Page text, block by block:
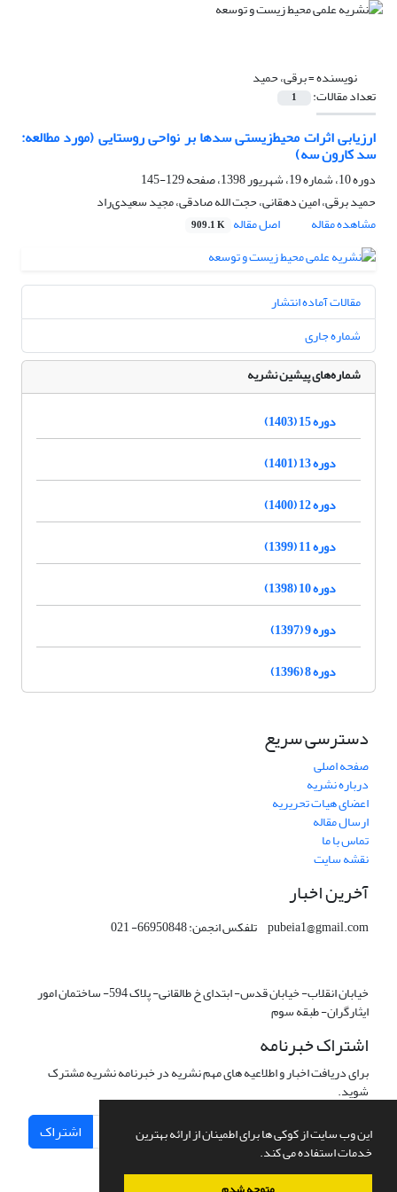
این وب سایت از کوکی ها برای اطمینان از ارائه بهترین
خدمات استفاده می کند.
نویسنده =برقی، حمید
تعداد مقالات: 1
ارزیابی اثرات ‌محیط‌زیستی سدها بر نواحی روستایی (مورد مطالعه:
سد کارون سه)
دوره 10، شماره 19، شهریور 1398، صفحه
129-145
حمید برقی، امین دهقانی، حجت الله صادقی، مجید سعیدی‌راد
مشاهده مقاله
اصل مقاله 909.1 K
مقالات آماده انتشار
شماره جاری
شماره‌های پیشین نشریه
دوره 15 (1403)
دوره 13 (1401)
دوره 12 (1400)
دوره 11 (1399)
دوره 10 (1398)
دوره 9 (1397)
دوره 8 (1396)
دسترسی سریع
صفحه اصلی
درباره نشریه
اعضای هیات تحریریه
ارسال مقاله
تماس با ما
نقشه سایت
آخرین اخبار
pubeia1@gmail.com تلفکس انجمن: 66950848- 021
خیابان انقلاب- خیابان قدس- ابتدای خ طالقانی- پلاک 594- ساختمان امور
ایثارگران- طبقه سوم
اشتراک خبرنامه
برای دریافت اخبار و اطلاعیه های مهم نشریه در خبرنامه نشریه مشترک
شوید.
اشتراک